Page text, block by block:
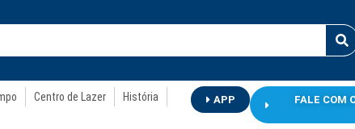
Centro de Lazer
História
APP
FALE COM